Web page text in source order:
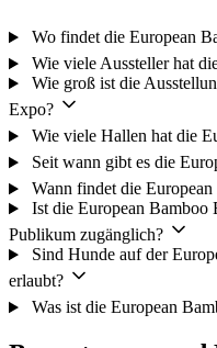
Wo findet die European
Wie viele Aussteller hat
Wie groß ist die
Expo?
Wie viele Hallen hat die
Seit wann gibt es die
Wann findet die
Ist die European Bamboo
Publikum zugänglich?
Sind Hunde auf der
erlaubt?
Was ist die European